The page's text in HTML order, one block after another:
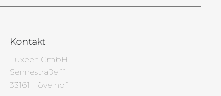
Kontakt
Luxeen GmbH
Sennestraße 11
33161 Hövelhof